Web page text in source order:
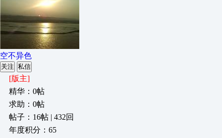
空不异色
关注 私信
[版主]
精华：0帖
求助：0帖
帖子：16帖 | 432回
年度积分：65